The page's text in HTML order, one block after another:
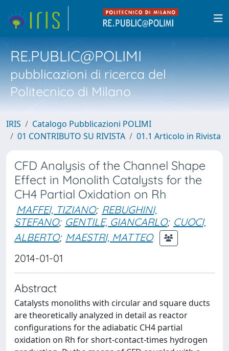
RE.PUBLIC@POLIMI
pubblicazioni di ricerca del
Politecnico di Milano
IRIS
Catalogo Pubblicazioni POLIMI
01 CONTRIBUTO SU RIVISTA
01.1 Articolo in Rivista
CFD Analysis of the Channel Shape
Effect in Monolith Catalysts for the
CH4 Partial Oxidation on Rh
MAFFEI, TIZIANO; REBUGHINI,
STEFANO; GENTILE, GIANCARLO; CUOCI,
ALBERTO; MAESTRI, MATTEO
2014-01-01
Abstract
Catalysts monoliths with circular and square ducts
are theoretically analyzed in detail as reactor
configurations for the adiabatic CH4 partial
oxidation on Rh for short-contact-times hydrogen